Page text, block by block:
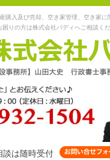
購入及び売却、空き家管理、空き家
困りの方は株式会社バディへご相談くだ
談は随時受付